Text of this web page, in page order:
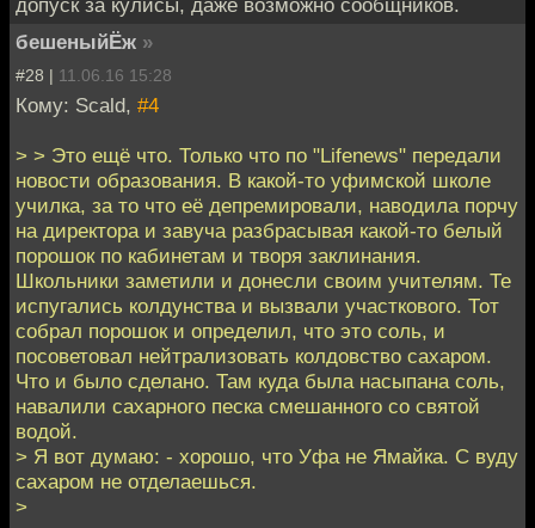
бешеныйЁж »
#28 | 11.06.16 15:28
Кому: Scald, #4
> > Это ещё что. Только что по "Lifenews" передали
новости образования. В какой-то уфимской школе
училка, за то что её депремировали, наводила порчу
на директора и завуча разбрасывая какой-то белый
порошок по кабинетам и творя заклинания.
Школьники заметили и донесли своим учителям. Те
испугались колдунства и вызвали участкового. Тот
собрал порошок и определил, что это соль, и
посоветовал нейтрализовать колдовство сахаром.
Что и было сделано. Там куда была насыпана соль,
навалили сахарного песка смешанного со святой
водой.
> Я вот думаю: - хорошо, что Уфа не Ямайка. С вуду
сахаром не отделаешься.
>